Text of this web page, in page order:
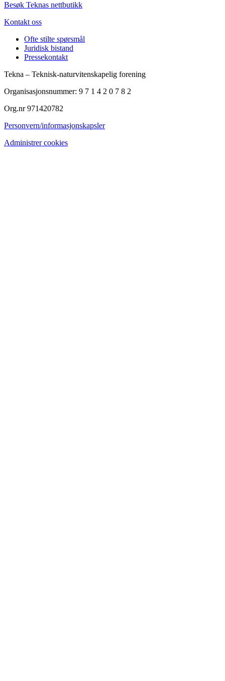
Besøk Teknas nettbutikk
Kontakt oss
Ofte stilte spørsmål
Juridisk bistand
Pressekontakt
Tekna – Teknisk-naturvitenskapelig forening
Organisasjonsnummer: 9 7 1 4 2 0 7 8 2
Org.nr 971420782
Personvern/informasjonskapsler
Administrer cookies